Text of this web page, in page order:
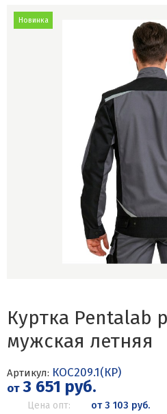
Новинка
Куртка Pentalab
мужская летняя
Артикул: КОС209.1(КР)
от3 651 руб.
Цена опт:
от 3 103 руб.